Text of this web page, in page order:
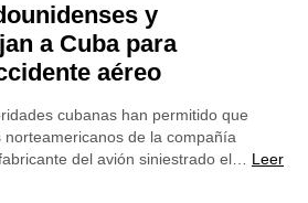
y
a Cuba para
aéreo
cubanas han permitido que
norteamericanos de la compañía
del avión siniestrado el… Leer